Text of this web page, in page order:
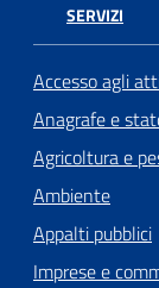
SERVIZI
Accesso agli
Anagrafe e
Agricoltura e
Ambiente
Appalti pubblici
Imprese e